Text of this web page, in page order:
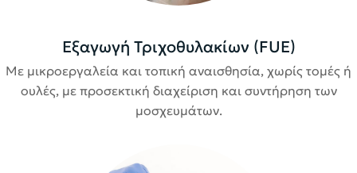
Εξαγωγή Τριχοθυλακίων (FUE)
Με μικροεργαλεία και τοπική αναισθησία, χωρίς τομές ή
ουλές, με προσεκτική διαχείριση και συντήρηση των
μοσχευμάτων.